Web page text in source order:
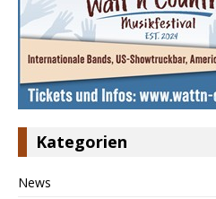
Kategorien
News